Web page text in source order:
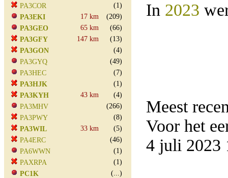
PA3COR
(1)
PA3EKI
17 km
(209)
PA3GEO
65 km
(66)
PA3GFY
147 km
(13)
PA3GON
(4)
PA3GYQ
(49)
PA3HEC
(7)
PA3HJK
(1)
PA3KYH
43 km
(4)
PA3MHV
(266)
PA3PWY
(8)
PA3WIL
33 km
(5)
PA4ERC
(46)
PA6WWN
(1)
PAXRPA
(1)
PC1K
(...)
In 2023
Meest
Voor het
4 juli 2023